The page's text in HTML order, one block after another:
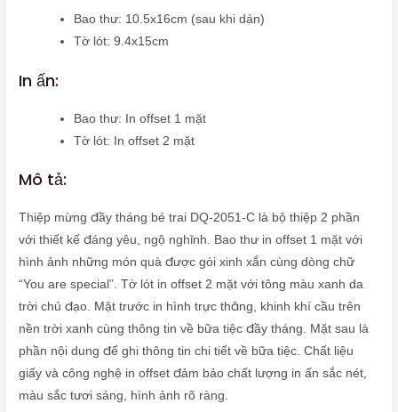
Bao thư: 10.5x16cm (sau khi dán)
Tờ lót: 9.4x15cm
In ấn:
Bao thư: In offset 1 mặt
Tờ lót: In offset 2 mặt
Mô tả:
Thiệp mừng đầy tháng bé trai DQ-2051-C là bộ thiệp 2 phần
với thiết kế đáng yêu, ngộ nghĩnh. Bao thư in offset 1 mặt với
hình ảnh những món quà được gói xinh xắn cùng dòng chữ
“You are special”. Tờ lót in offset 2 mặt với tông màu xanh da
trời chủ đạo. Mặt trước in hình trực thăng, khinh khí cầu trên
nền trời xanh cùng thông tin về bữa tiệc đầy tháng. Mặt sau là
phần nội dung để ghi thông tin chi tiết về bữa tiệc. Chất liệu
giấy và công nghệ in offset đảm bảo chất lượng in ấn sắc nét,
màu sắc tươi sáng, hình ảnh rõ ràng.